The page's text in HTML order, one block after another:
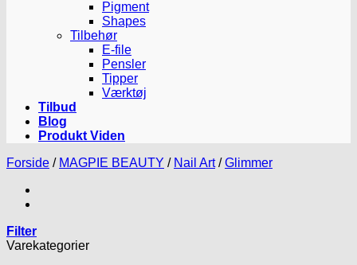
Pigment
Shapes
Tilbehør
E-file
Pensler
Tipper
Værktøj
Tilbud
Blog
Produkt Viden
Forside / MAGPIE BEAUTY / Nail Art / Glimmer
Filter
Varekategorier